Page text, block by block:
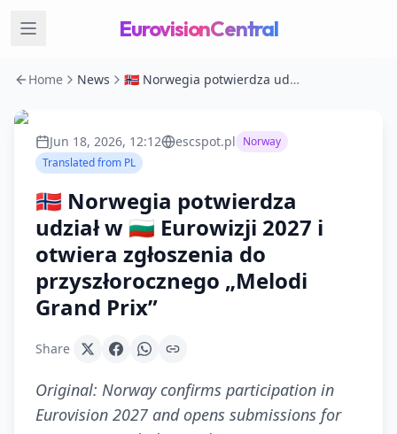
EurovisionCentral
Home News 🇳🇴 Norwegia potwierdza udział w 🇧🇬 Eurowizji 2027 i otwiera zgłoszenia do przyszłorocznego „Melodi Grand Prix”
Jun 18, 2026, 12:12 escspot.pl Norway
Translated from PL
🇳🇴 Norwegia potwierdza
udział w 🇧🇬 Eurowizji 2027 i
otwiera zgłoszenia do
przyszłorocznego „Melodi
Grand Prix”
Share
Original: Norway confirms participation in
Eurovision 2027 and opens submissions for